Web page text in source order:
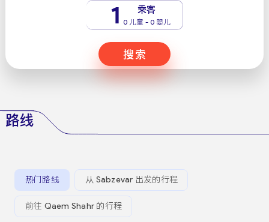
1 乘客
0 儿童 - 0 婴儿
搜索
路线
热门路线 从 Sabzevar 出发的行程
前往 Qaem Shahr 的行程